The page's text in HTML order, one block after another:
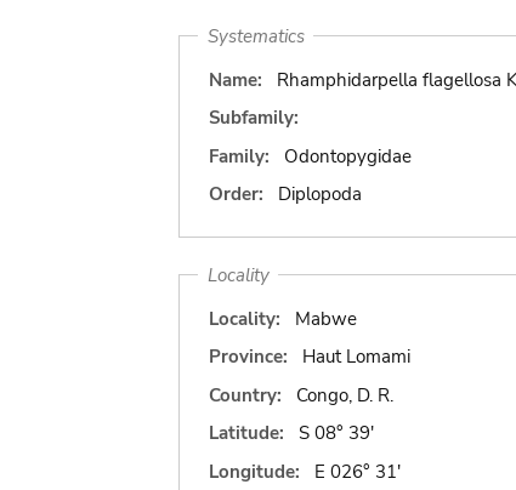
Systematics
Name:
Rhamphidarpella flagellosa
Subfamily:
Family:
Odontopygidae
Order:
Diplopoda
Locality
Locality:
Mabwe
Province:
Haut Lomami
Country:
Congo, D. R.
Latitude:
S 08° 39'
Longitude:
E 026° 31'